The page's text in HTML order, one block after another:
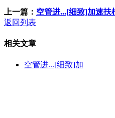
上一篇： 空管进...[细致]加速扶
返回列表
相关文章
空管进...[细致]加